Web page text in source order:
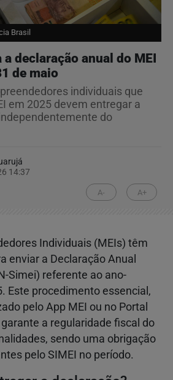
Brasil
declaração anual do MEI
de maio
individuais que
em 2025 devem entregar a
do
14:37
A- A+
Individuais (MEIs) têm
enviar a Declaração Anual
Simei) referente ao ano-
Este procedimento essencial,
pelo App MEI ou no Portal
a regularidade fiscal do
sendo uma obrigação
pelo SIMEI no período.